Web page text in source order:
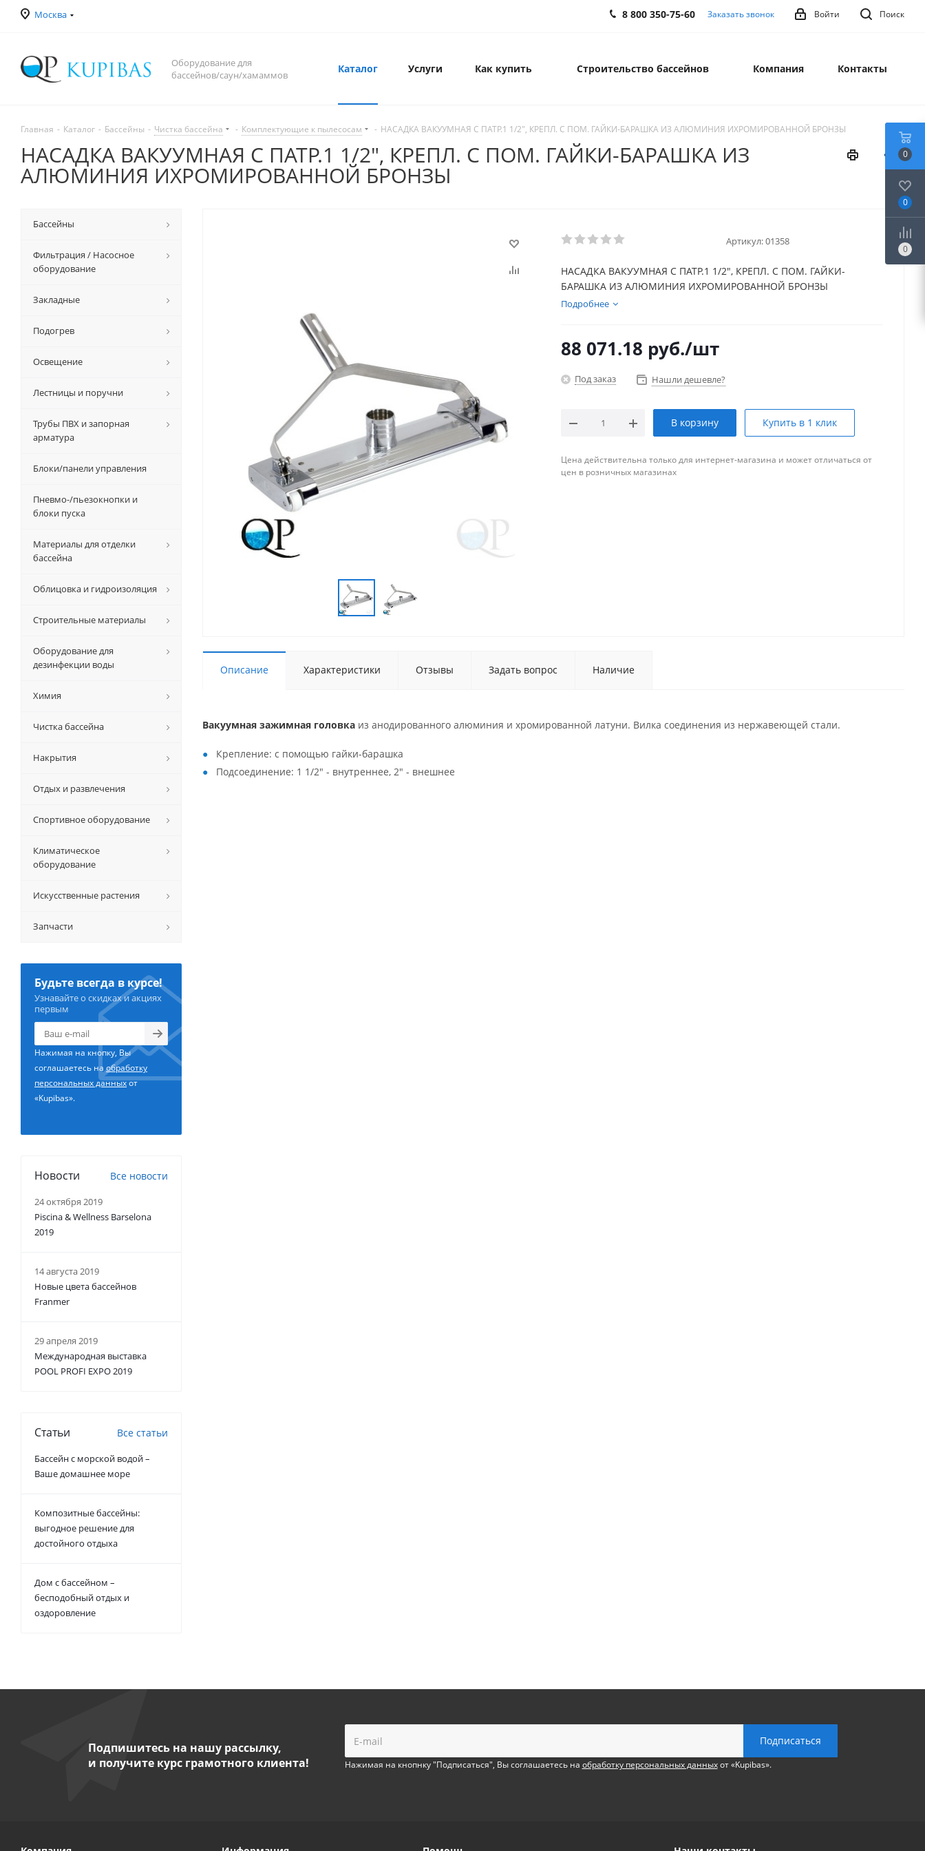
Москва Поиск
Войти
8 800 350-75-60 Заказать звонок
Оборудование для
бассейнов/саун/хамаммов
Каталог Услуги Как купить Строительство бассейнов Компания Контакты
Главная - Каталог - Бассейны - Чистка бассейна - Комплектующие к пылесосам - НАСАДКА ВАКУУМНАЯ С ПАТР.1 1/2", КРЕПЛ. С ПОМ. ГАЙКИ-БАРАШКА ИЗ АЛЮМИНИЯ ИХРОМИРОВАННОЙ БРОНЗЫ
НАСАДКА ВАКУУМНАЯ С ПАТР.1 1/2", КРЕПЛ. С ПОМ. ГАЙКИ-БАРАШКА ИЗ
АЛЮМИНИЯ ИХРОМИРОВАННОЙ БРОНЗЫ
Артикул:01358
НАСАДКА ВАКУУМНАЯ С ПАТР.1 1/2", КРЕПЛ. С ПОМ. ГАЙКИ-
БАРАШКА ИЗ АЛЮМИНИЯ ИХРОМИРОВАННОЙ БРОНЗЫ
Подробнее
88 071.18 руб./шт
Под заказ Нашли дешевле?
В корзину Купить в 1 клик
Цена действительна только для интернет-магазина и может отличаться от
цен в розничных магазинах
Описание Характеристики Отзывы Задать вопрос Наличие
Вакуумная зажимная головка из анодированного алюминия и хромированной латуни. Вилка соединения из нержавеющей стали.
Крепление: с помощью гайки-барашка
Подсоединение: 1 1/2" - внутреннее, 2" - внешнее
Бассейны
Фильтрация / Насосное
оборудование
Закладные
Подогрев
Освещение
Лестницы и поручни
Трубы ПВХ и запорная
арматура
Блоки/панели управления
Пневмо-/пьезокнопки и
блоки пуска
Материалы для отделки
бассейна
Облицовка и гидроизоляция
Строительные материалы
Оборудование для
дезинфекции воды
Химия
Чистка бассейна
Накрытия
Отдых и развлечения
Спортивное оборудование
Климатическое
оборудование
Искусственные растения
Запчасти
Будьте всегда в курсе!
Узнавайте о скидках и акциях
первым
Нажимая на кнопку, Вы
соглашаетесь наобработку
персональных данныхот
«Kupibas».
Новости Все новости
24 октября 2019
Piscina & Wellness Barselona
2019
14 августа 2019
Новые цвета бассейнов
Franmer
29 апреля 2019
Международная выставка
POOL PROFI EXPO 2019
Статьи Все статьи
Бассейн с морской водой –
Ваше домашнее море
Композитные бассейны:
выгодное решение для
достойного отдыха
Дом с бассейном –
бесподобный отдых и
оздоровление
Подпишитесь на нашу рассылку,
и получите курс грамотного клиента!
Нажимая на кнопнку "Подписаться", Вы соглашаетесь на обработку персональных данныхот «Kupibas».
0
0
0